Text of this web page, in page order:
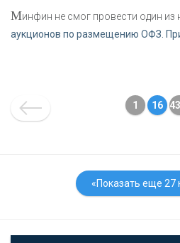
Минфин не смог провести один из
аукционов по размещению ОФЗ.
1 16
«Показать еще 27